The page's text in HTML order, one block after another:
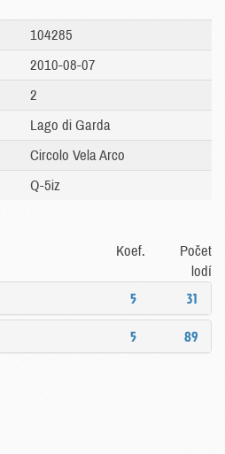
104285
2010-08-07
2
Lago di Garda
Circolo Vela Arco
Q-5iz
Koef.
Počet
lodí
5
31
5 89